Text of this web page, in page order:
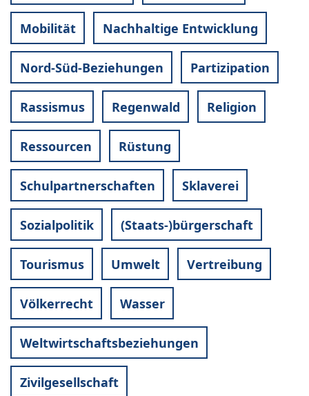
Mobilität Nachhaltige Entwicklung
Nord-Süd-Beziehungen Partizipation
Rassismus Regenwald Religion
Ressourcen Rüstung
Schulpartnerschaften Sklaverei
Sozialpolitik (Staats-)bürgerschaft
Tourismus Umwelt Vertreibung
Völkerrecht Wasser
Weltwirtschaftsbeziehungen
Zivilgesellschaft